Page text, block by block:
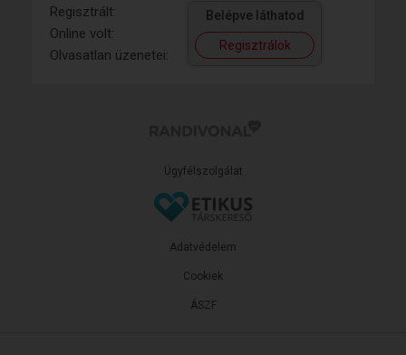
Regisztrált:
Online volt:
Olvasatlan üzenetei:
Belépve láthatod
Regisztrálok
Ügyfélszolgálat
ÁSZF
Adatvédelem
Cookiek